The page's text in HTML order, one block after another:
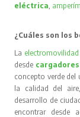
eléctrica
¿Cuáles son los
La electromovilidad
desde
concepto verde del
la calidad del
desarrollo de
encontrar desde